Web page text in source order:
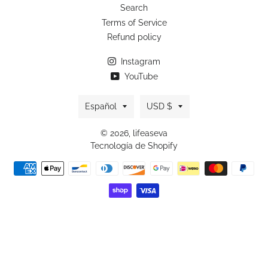
Search
Terms of Service
Refund policy
Instagram
YouTube
Idioma
Español Moneda
USD $
© 2026, lifeaseva
Tecnología de Shopify
Métodos
pago